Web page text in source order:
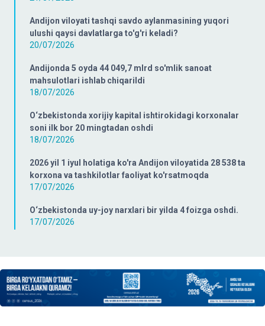
Andijon viloyati tashqi savdo aylanmasining yuqori
ulushi qaysi davlatlarga to'g'ri keladi?
20/07/2026
Andijonda 5 oyda 44 049,7 mlrd so'mlik sanoat
mahsulotlari ishlab chiqarildi
18/07/2026
O‘zbekistonda xorijiy kapital ishtirokidagi korxonalar
soni ilk bor 20 mingtadan oshdi
18/07/2026
2026 yil 1 iyul holatiga ko'ra Andijon viloyatida 28 538 ta
korxona va tashkilotlar faoliyat ko'rsatmoqda
17/07/2026
O‘zbekistonda uy-joy narxlari bir yilda 4 foizga oshdi.
17/07/2026